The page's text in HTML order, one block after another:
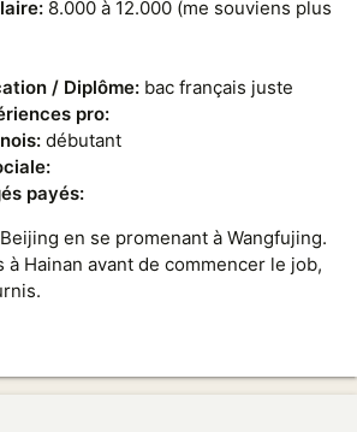
8.000 à 12.000 (me souviens plus
/ Diplôme: bac français juste
pro:
débutant
payés:
en se promenant à Wangfujing.
à Hainan avant de commencer le job,